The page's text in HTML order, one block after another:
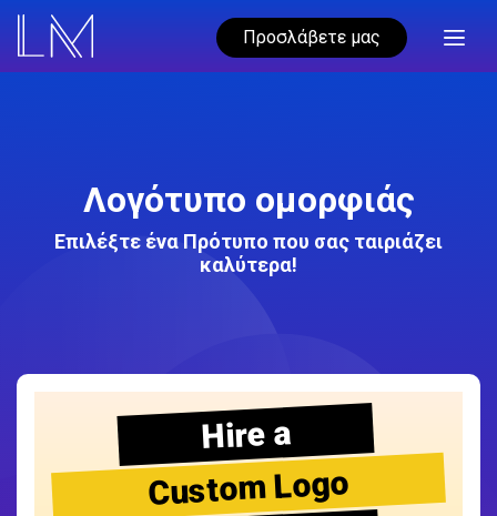
Προσλάβετε μας
Λογότυπο ομορφιάς
Επιλέξτε ένα Πρότυπο που σας ταιριάζει
καλύτερα!
Hire a
Custom Logo